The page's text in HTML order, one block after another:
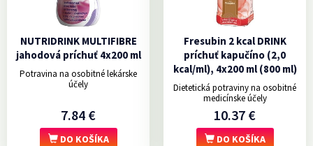
NUTRIDRINK MULTIFIBRE
jahodová príchuť 4x200 ml
Potravina na osobitné lekárske
účely
7.84 €
DO KOŠÍKA
Fresubin 2 kcal DRINK
príchuť kapučíno (2,0
kcal/ml), 4x200 ml (800 ml)
Dietetická potraviny na osobitné
medicínske účely
10.37 €
DO KOŠÍKA